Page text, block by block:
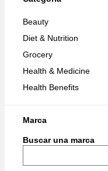
Beauty
Diet & Nutrition
Grocery
Health & Medicine
Health Benefits
Marca
Buscar una marca